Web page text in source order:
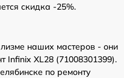
скидка -25%.
наших мастеров - они
Infinix XL28 (71008301399).
по ремонту